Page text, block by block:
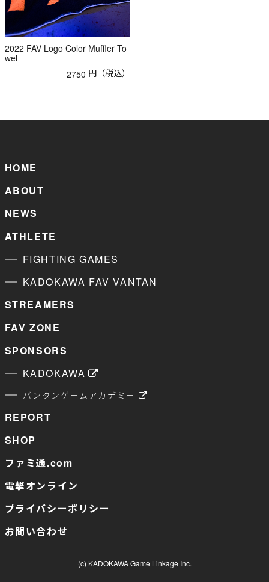
2022 FAV Logo Color Muffler To
wel
2750 円（税込）
HOME
ABOUT
NEWS
ATHLETE
FIGHTING GAMES
KADOKAWA FAV VANTAN
STREAMERS
FAV ZONE
SPONSORS
KADOKAWA
バンタンゲームアカデミー
REPORT
SHOP
ファミ通.com
電撃オンライン
プライバシーポリシー
お問い合わせ
(c) KADOKAWA Game Linkage Inc.